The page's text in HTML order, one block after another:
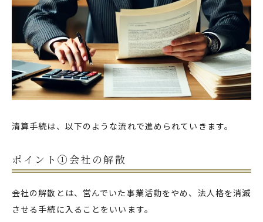
清算手続は、以下のような流れで進められていきます。
ポイント①会社の解散
会社の解散とは、営んでいた事業活動をやめ、法人格を消滅
させる手続に入ることをいいます。